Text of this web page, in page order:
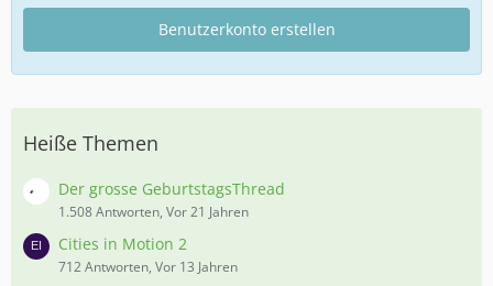
Benutzerkonto erstellen
Heiße Themen
Der grosse GeburtstagsThread
1.508 Antworten, Vor 21 Jahren
Cities in Motion 2
712 Antworten, Vor 13 Jahren